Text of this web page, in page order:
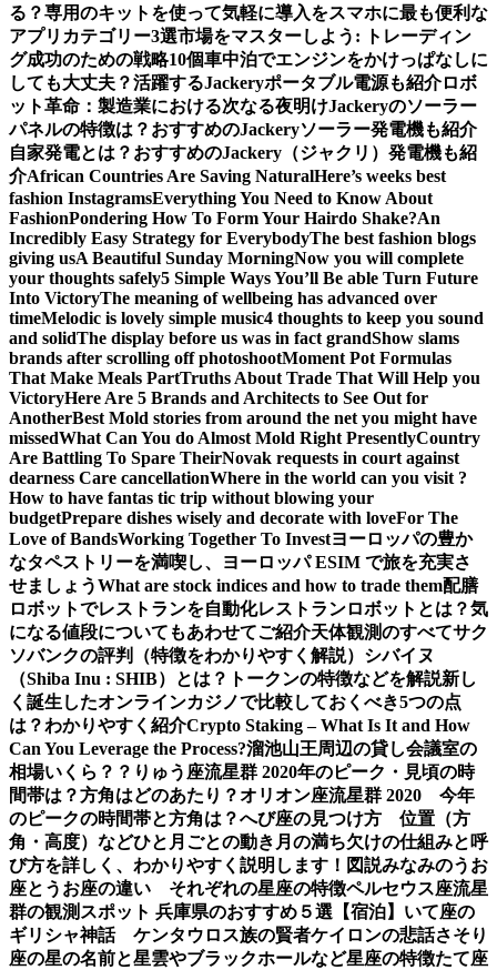
る？専用のキットを使って気軽に導入をスマホに最も便利な
アプリカテゴリー3選市場をマスターしよう: トレーディン
グ成功のための戦略10個車中泊でエンジンをかけっぱなしに
しても大丈夫？活躍するJackeryポータブル電源も紹介ロボ
ット革命：製造業における次なる夜明けJackeryのソーラー
パネルの特徴は？おすすめのJackeryソーラー発電機も紹介
自家発電とは？おすすめのJackery（ジャクリ）発電機も紹
介African Countries Are Saving NaturalHere’s weeks best
fashion InstagramsEverything You Need to Know About
FashionPondering How To Form Your Hairdo Shake?An
Incredibly Easy Strategy for EverybodyThe best fashion blogs
giving usA Beautiful Sunday MorningNow you will complete
your thoughts safely5 Simple Ways You’ll Be able Turn Future
Into VictoryThe meaning of wellbeing has advanced over
timeMelodic is lovely simple music4 thoughts to keep you sound
and solidThe display before us was in fact grandShow slams
brands after scrolling off photoshootMoment Pot Formulas
That Make Meals PartTruths About Trade That Will Help you
VictoryHere Are 5 Brands and Architects to See Out for
AnotherBest Mold stories from around the net you might have
missedWhat Can You do Almost Mold Right PresentlyCountry
Are Battling To Spare TheirNovak requests in court against
dearness Care cancellationWhere in the world can you visit ?
How to have fantas tic trip without blowing your
budgetPrepare dishes wisely and decorate with loveFor The
Love of BandsWorking Together To Investヨーロッパの豊か
なタペストリーを満喫し、ヨーロッパ ESIM で旅を充実さ
せましょうWhat are stock indices and how to trade them配膳
ロボットでレストランを自動化レストランロボットとは？気
になる値段についてもあわせてご紹介天体観測のすべてサク
ソバンクの評判（特徴をわかりやすく解説） シバイヌ
（Shiba Inu : SHIB）とは？トークンの特徴などを解説新し
く誕生したオンラインカジノで比較しておくべき5つの点
は？わかりやすく紹介Crypto Staking – What Is It and How
Can You Leverage the Process?溜池山王周辺の貸し会議室の
相場いくら？？ りゅう座流星群 2020年のピーク・見頃の時
間帯は？方角はどのあたり？オリオン座流星群 2020 今年
のピークの時間帯と方角は？へび座の見つけ方 位置（方
角・高度）などひと月ごとの動き 月の満ち欠けの仕組みと呼
び方を詳しく、わかりやすく説明します！図説みなみのうお
座とうお座の違い それぞれの星座の特徴ペルセウス座流星
群の観測スポット 兵庫県のおすすめ５選【宿泊】 いて座の
ギリシャ神話 ケンタウロス族の賢者ケイロンの悲話さそり
座の星の名前と星雲やブラックホールなど星座の特徴たて座